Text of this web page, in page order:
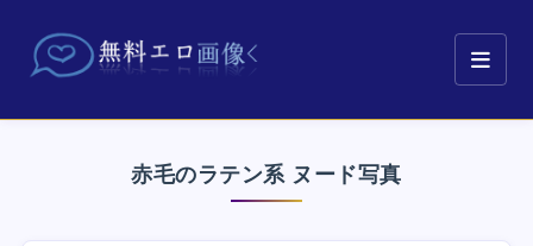
赤毛のラテン系 ヌード写真